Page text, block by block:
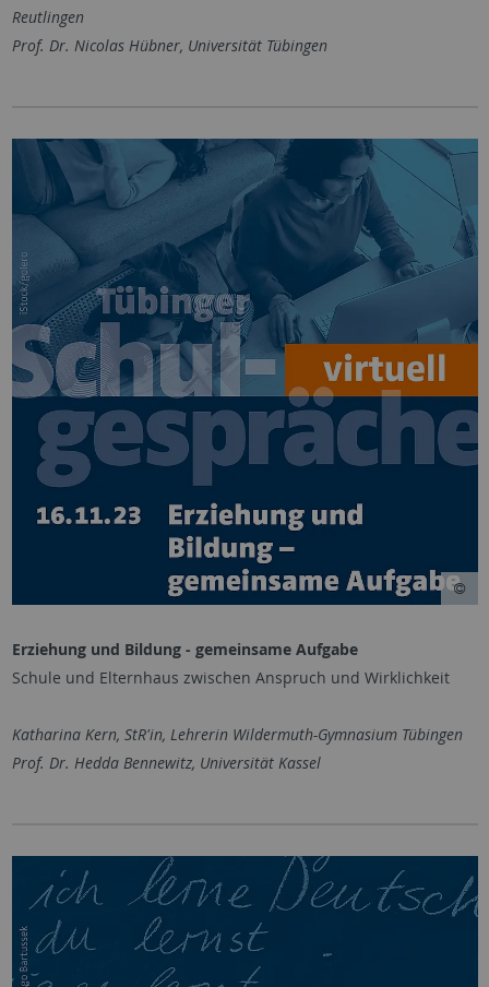
Reutlingen
Prof. Dr. Nicolas Hübner, Universität Tübingen
Erziehung und Bildung - gemeinsame Aufgabe
Schule und Elternhaus zwischen Anspruch und Wirklichkeit
Katharina Kern, StR'in, Lehrerin Wildermuth-Gymnasium Tübingen
Prof. Dr. Hedda Bennewitz, Universität Kassel